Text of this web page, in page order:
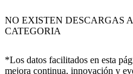
NO EXISTEN DESCARGAS
CATEGORIA
*Los datos facilitados en esta
mejora continua, innovación y